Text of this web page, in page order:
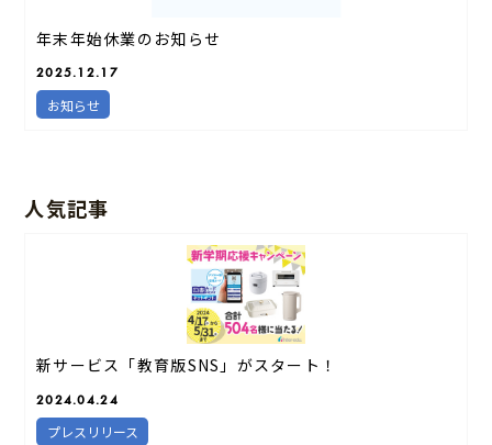
年末年始休業のお知らせ
2025.12.17
お知らせ
人気記事
新サービス「教育版SNS」がスタート！
2024.04.24
プレスリリース